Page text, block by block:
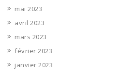
mai 2023
avril 2023
mars 2023
février 2023
janvier 2023